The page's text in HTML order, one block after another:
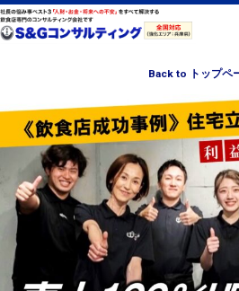
Back to トップペ